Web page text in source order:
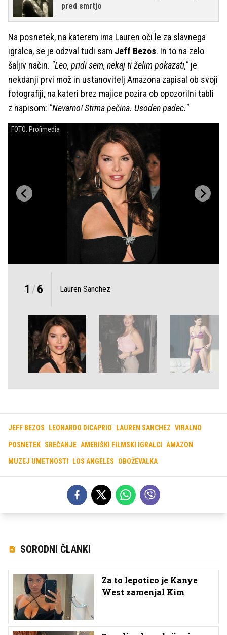
pred smrtjo
Na posnetek, na katerem ima Lauren oči le za slavnega
igralca, se je odzval tudi sam Jeff Bezos. In to na zelo
šaljiv način. "Leo, pridi sem, nekaj ti želim pokazati," je
nekdanji prvi mož in ustanovitelj Amazona zapisal ob svoji
fotografiji, na kateri brez majice pozira ob opozorilni tabli
z napisom: "Nevarno! Strma pečina. Usoden padec."
FOTO: Profimedia
1 /6 Lauren Sanchez
JEFF BEZOS LEONARDO DICAPRIO LAUREN SANCHEZ VIRALNO
POSNETEK SREČANJE AMERIŠKI FILMSKI IGRALCI AMAZON
MUZEJ UMETNOSTI LOS ANGELES OBOŽEVALKA
SORODNI ČLANKI
Za to lepotico je Kanye
West zamenjal Kim